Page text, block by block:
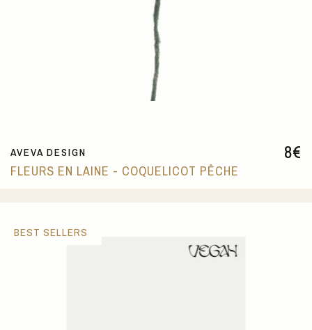
8€
AVEVA DESIGN
FLEURS EN LAINE - COQUELICOT PÊCHE
BEST SELLERS